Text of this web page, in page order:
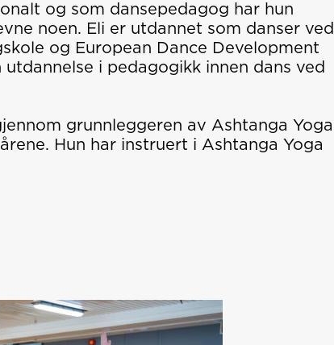
og som dansepedagog har hun
noen. Eli er utdannet som danser ved
og European Dance Development
i pedagogikk innen dans ved
grunnleggeren av Ashtanga Yoga
Hun har instruert i Ashtanga Yoga